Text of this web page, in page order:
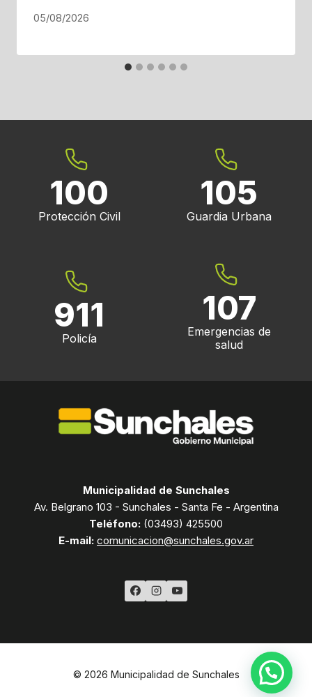
05/08/2026
100
Protección Civil
105
Guardia Urbana
911
Policía
107
Emergencias de
salud
Municipalidad de Sunchales
Av. Belgrano 103 - Sunchales - Santa Fe - Argentina
Teléfono: (03493) 425500
E-mail: comunicacion@sunchales.gov.ar
© 2026 Municipalidad de Sunchales